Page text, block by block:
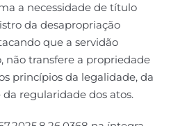
a necessidade de título
da desapropriação
que a servidão
não transfere a propriedade
princípios da legalidade, da
regularidade dos atos.